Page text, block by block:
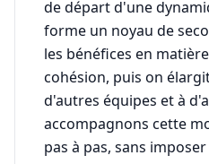
de départ d'une
forme un noyau de
les bénéfices en
cohésion, puis on
d'autres équipes et à
accompagnons cette
pas à pas, sans